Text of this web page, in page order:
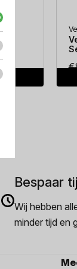
€
Bespaar
Wij hebben
minder tijd en